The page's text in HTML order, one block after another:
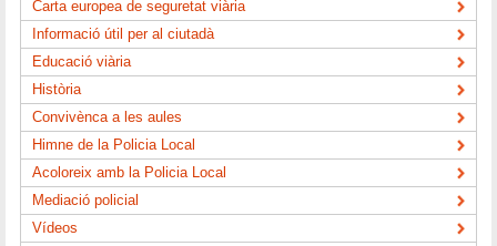
Carta europea de seguretat viària
Informació útil per al ciutadà
Educació viària
Història
Convivènca a les aules
Himne de la Policia Local
Acoloreix amb la Policia Local
Mediació policial
Vídeos